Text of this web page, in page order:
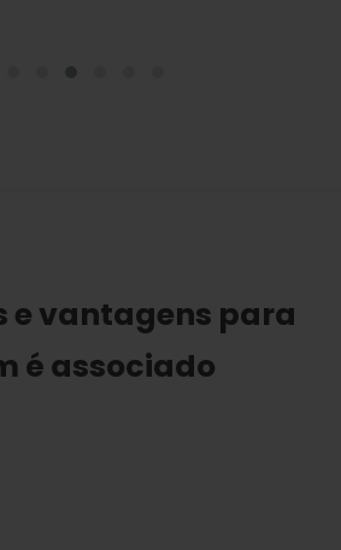
e vantagens para
é associado